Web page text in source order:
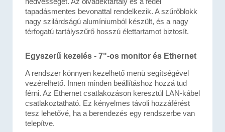
tapadásmentes bevonattal rendelkezik. A szűrőblokk
nagy szilárdságú alumíniumból készült, és a nagy
térfogatú tartályszűrő hosszú élettartamot biztosít.
Egyszerű kezelés - 7"-os monitor és Ethernet
A rendszer könnyen kezelhető menü segítségével
vezérelhető. Innen minden beállításhoz hozzá tud
férni. Az Ethernet csatlakozáson keresztül LAN-kábel
csatlakoztatható. Ez kényelmes távoli hozzáférést
tesz lehetővé, ha a berendezés egy rendszerbe van
telepítve.